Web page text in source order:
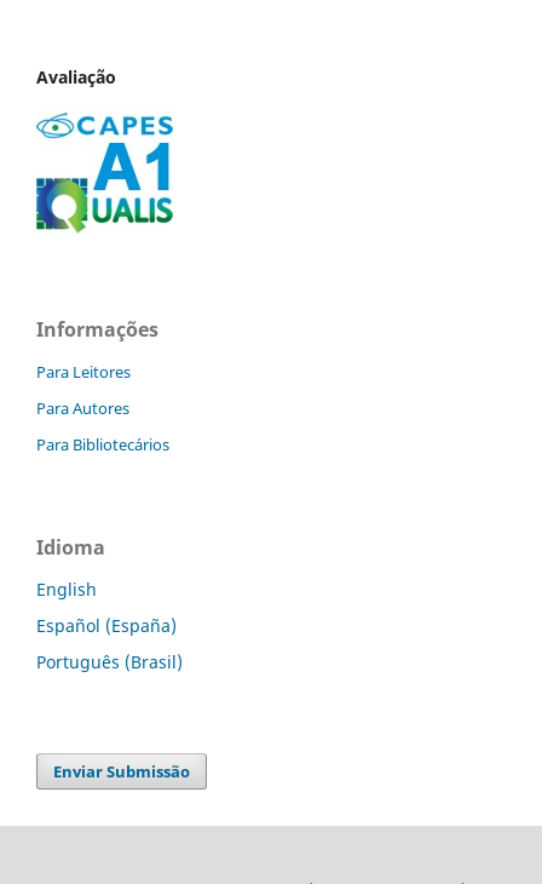
Avaliação
Informações
Para Leitores
Para Autores
Para Bibliotecários
Idioma
English
Español (España)
Português (Brasil)
Enviar Submissão